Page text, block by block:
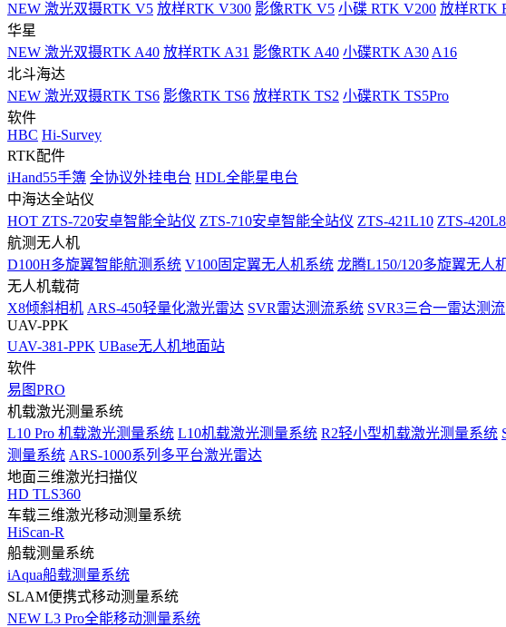
NEW 激光双摄RTK V5 放样RTK V300 影像RTK V5 小碟 RTK V200 放样RTK
华星
NEW 激光双摄RTK A40 放样RTK A31 影像RTK A40 小碟RTK A30 A16
北斗海达
NEW 激光双摄RTK TS6 影像RTK TS6 放样RTK TS2 小碟RTK TS5Pro
软件
HBC Hi-Survey
RTK配件
iHand55手簿 全协议外挂电台 HDL全能星电台
中海达全站仪
HOT ZTS-720安卓智能全站仪 ZTS-710安卓智能全站仪 ZTS-421L10 ZTS-420L8
航测无人机
D100H多旋翼智能航测系统 V100固定翼无人机系统 龙腾L150/120多旋翼无人
无人机载荷
X8倾斜相机 ARS-450轻量化激光雷达 SVR雷达测流系统 SVR3三合一雷达测流
UAV-PPK
UAV-381-PPK UBase无人机地面站
软件
易图PRO
机载激光测量系统
L10 Pro 机载激光测量系统 L10机载激光测量系统 R2轻小型机载激光测量系统
测量系统 ARS-1000系列多平台激光雷达
地面三维激光扫描仪
HD TLS360
车载三维激光移动测量系统
HiScan-R
船载测量系统
iAqua船载测量系统
SLAM便携式移动测量系统
NEW L3 Pro全能移动测量系统